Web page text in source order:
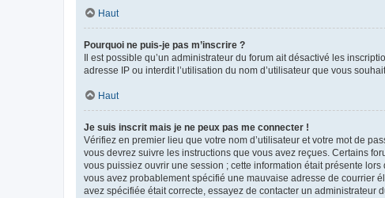
Haut
Pourquoi ne puis-je pas m’inscrire ?
Il est possible qu’un administrateur du forum ait désactivé les
adresse IP ou interdit l’utilisation du nom d’utilisateur que vous
Haut
Je suis inscrit mais je ne peux pas me connecter !
Vérifiez en premier lieu que votre nom d’utilisateur et votre mot de
vous devrez suivre les instructions que vous avez reçues. Certains
vous puissiez ouvrir une session ; cette information était présente
vous avez probablement spécifié une mauvaise adresse de courrier
avez spécifiée était correcte, essayez de contacter un administrateur